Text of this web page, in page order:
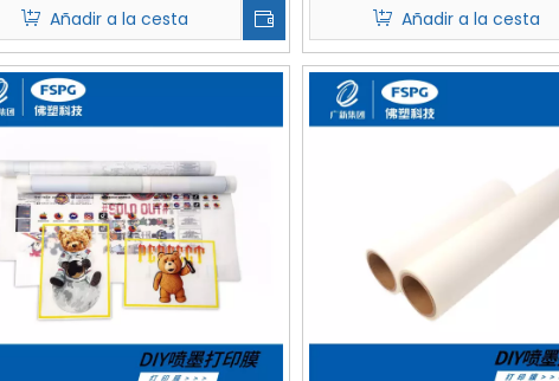
Añadir a la cesta Añadir a la cesta